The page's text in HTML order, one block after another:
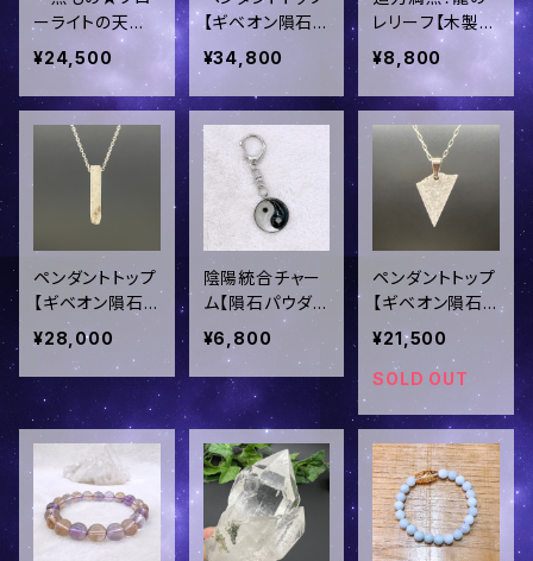
ーライトの天使
さん(グリーン
系)｜癒し・集
中・ひらめき／o
ki-168
¥24,500
【ギベオン隕石】
(レア✧片面オー
ル表皮) ＜ステ
ンレス製チェー
ンor革紐セット
＞ins-191
¥34,800
レリーフ【木製】
／oki-167
¥8,800
ペンダントトップ
【ギベオン隕石】
(表皮部分あり)
スティック型 ＜
ステンレス製チ
ェーンセット＞in
s-190
¥28,000
陰陽統合チャー
ム【隕石パウダ
ー×水晶パウダ
ー】／ins-189
¥6,800
ペンダントトップ
【ギベオン隕石】
(表皮部分あり)
＜ステンレス製
チェーンor革紐
セット＞ins-188
¥21,500
SOLD OUT